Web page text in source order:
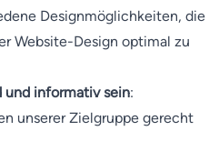
Designmöglichkeiten, die
Website-Design optimal zu
und informativ sein:
unserer Zielgruppe gerecht